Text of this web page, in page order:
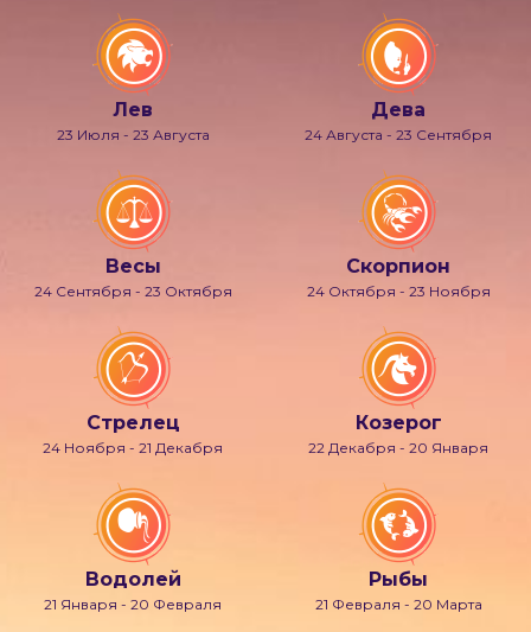
Лев
23 Июля - 23 Августа
Дева
24 Августа - 23 Сентября
Весы
24 Сентября - 23 Октября
Скорпион
24 Октября - 23 Ноября
Стрелец
24 Ноября - 21 Декабря
Козерог
22 Декабря - 20 Января
Водолей
21 Января - 20 Февраля
Рыбы
21 Февраля - 20 Марта